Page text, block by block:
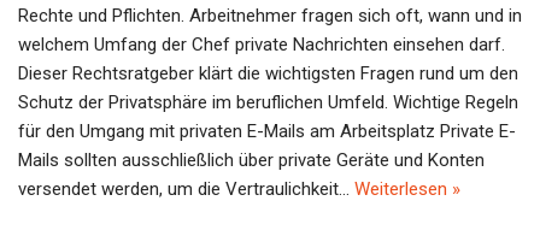
Rechte und Pflichten. Arbeitnehmer fragen sich oft, wann und in
welchem Umfang der Chef private Nachrichten einsehen darf.
Dieser Rechtsratgeber klärt die wichtigsten Fragen rund um den
Schutz der Privatsphäre im beruflichen Umfeld. Wichtige Regeln
für den Umgang mit privaten E-Mails am Arbeitsplatz Private E-
Mails sollten ausschließlich über private Geräte und Konten
versendet werden, um die Vertraulichkeit… Weiterlesen »